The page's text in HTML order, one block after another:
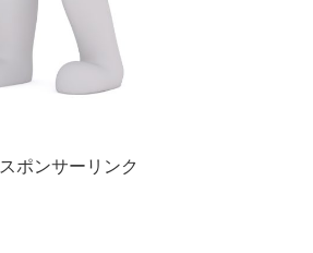
スポンサーリンク